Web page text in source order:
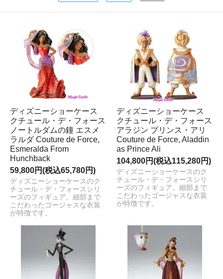
ディズニーショーケース
クチュール・デ・フォース
ノートルダムの鐘 エスメ
ラルダ Couture de Force,
Esmeralda From
Hunchback
59,800円(税込65,780円)
ディズニーショーケースのク
チュール・デ・フォースシリ
ーズのフィギュア。細部まで
こだわったゴージャスな衣装
が特徴です。
ディズニーショーケース
クチュール・デ・フォース
アラジン プリンス・アリ
Couture de Force, Aladdin
as Prince Ali
104,800円(税込115,280円)
ディズニーショーケースのク
チュール・デ・フォースシリ
ーズのフィギュア。細部まで
こだわったゴージャスな衣装
が特徴です。